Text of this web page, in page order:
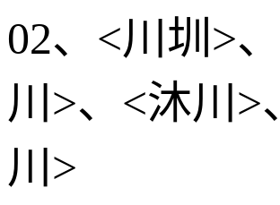
02、<川圳>
川>、<沐川>
川>